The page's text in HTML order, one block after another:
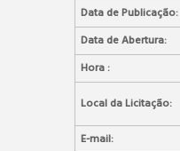
Data de Publicação:
Data de Abertura:
Hora :
Local da Licitação:
E-mail: